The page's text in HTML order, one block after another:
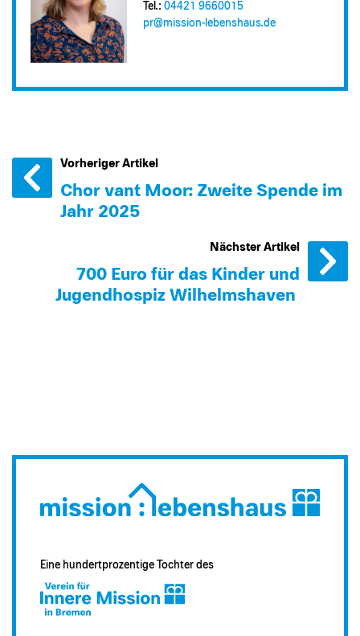
Tel.: 04421 9660015
pr@​mission-lebenshaus.de
Vorheriger Artikel
Chor van´t Moor: Zweite Spende im
Jahr 2025
Nächster Artikel
700 Euro für das Kinder und
Jugendhospiz Wilhelmshaven
Eine hundertprozentige Tochter des